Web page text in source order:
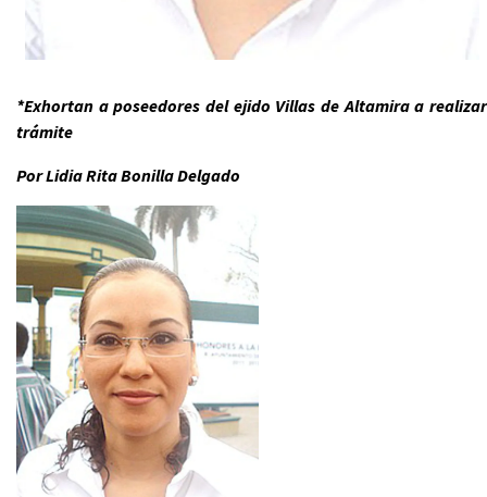
*Exhortan a poseedores del ejido Villas de Altamira a realizar
trámite
Por Lidia Rita Bonilla Delgado